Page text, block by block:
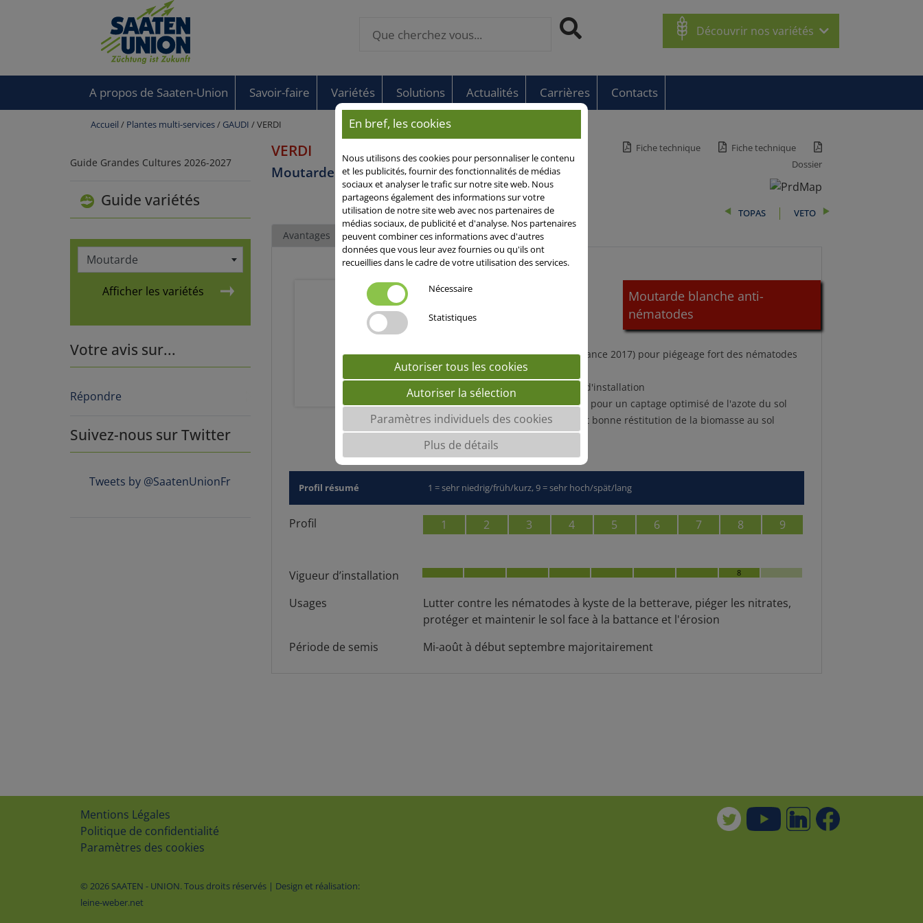
Découvrir nos variétés
A propos de Saaten-Union Savoir-faire Variétés Solutions Actualités Carrières Contacts
Accueil / Plantes multi-services/ GAUDI / VERDI
Guide Grandes Cultures 2026-2027
Guide variétés
Moutarde
Afficher les variétés
Votre avis sur...
Répondre
Suivez-nous sur Twitter
Tweets by @SaatenUnionFr
VERDI
Moutarde
Fiche technique
Fiche technique
Dossier
VETO
TOPAS
Avantages Profil Actualités
Moutarde blanche anti-
nématodes
Haute efficacité H1
de la betterave
(classe H1 - CTPS France 2017) pour piégeage fort des nématodes
de la betterave
Excellente rapidité d'installation
Tradivité à floraison pour un captage optimisé de l'azote du sol
Destruction facile et bonne réstitution de la biomasse au sol
Profil résumé 1 = sehr niedrig/früh/kurz, 9 = sehr hoch/spät/lang
Profil 1 2 3 4 5 6 7 8 9
Vigueur d’installation 8
Usages
Lutter contre les nématodes à kyste de la betterave, piéger les nitrates,
protéger et maintenir le sol face à la battance et l'érosion
Période de semis
Mi-août à début septembre majoritairement
En bref, les cookies
Nous utilisons des cookies pour personnaliser le contenu
et les publicités, fournir des fonctionnalités de médias
sociaux et analyser le trafic sur notre site web. Nous
partageons également des informations sur votre
utilisation de notre site web avec nos partenaires de
médias sociaux, de publicité et d'analyse. Nos partenaires
peuvent combiner ces informations avec d'autres
données que vous leur avez fournies ou qu'ils ont
recueillies dans le cadre de votre utilisation des services.
Nécessaire
Statistiques
Autoriser tous les cookies
Autoriser la sélection
Paramètres individuels des cookies
Plus de détails
Mentions Légales
Politique de confidentialité
Paramètres des cookies
© 2026 SAATEN - UNION. Tous droits réservés | Design et réalisation:
leine-weber.net